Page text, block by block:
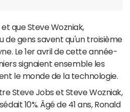
que Steve Wozniak,
de gens savent qu'un troisième
Le 1er avril de cette année-
signaient ensemble les
le monde de la technologie.
Steve Jobs et Steve Wozniak,
10%. Âgé de 41 ans, Ronald